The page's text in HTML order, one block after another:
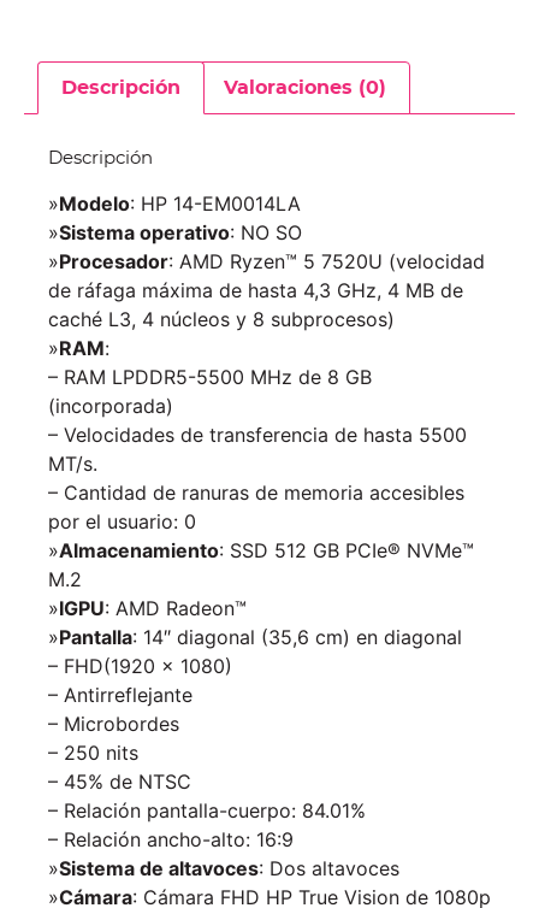
Descripción Valoraciones (0)
Descripción
»Modelo: HP 14-EM0014LA
»Sistema operativo: NO SO
»Procesador: AMD Ryzen™ 5 7520U (velocidad
de ráfaga máxima de hasta 4,3 GHz, 4 MB de
caché L3, 4 núcleos y 8 subprocesos)
»RAM:
– RAM LPDDR5-5500 MHz de 8 GB
(incorporada)
– Velocidades de transferencia de hasta 5500
MT/s.
– Cantidad de ranuras de memoria accesibles
por el usuario: 0
»Almacenamiento: SSD 512 GB PCIe® NVMe™
M.2
»IGPU: AMD Radeon™
»Pantalla: 14″ diagonal (35,6 cm) en diagonal
– FHD(1920 x 1080)
– Antirreflejante
– Microbordes
– 250 nits
– 45% de NTSC
– Relación pantalla-cuerpo: 84.01%
– Relación ancho-alto: 16:9
»Sistema de altavoces: Dos altavoces
»Cámara: Cámara FHD HP True Vision de 1080p